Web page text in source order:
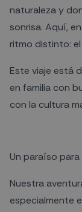
naturaleza y
sonrisa. Aquí,
ritmo distinto:
Este viaje está
en familia con
con la cultura
Un paraíso
Nuestra
especialmente